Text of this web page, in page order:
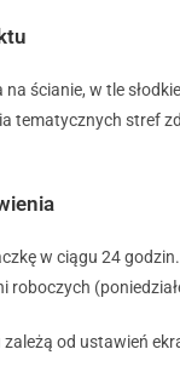
ścianie, w tle
tematycznych stref
w ciągu 24 godzin.
roboczych
od ustawień